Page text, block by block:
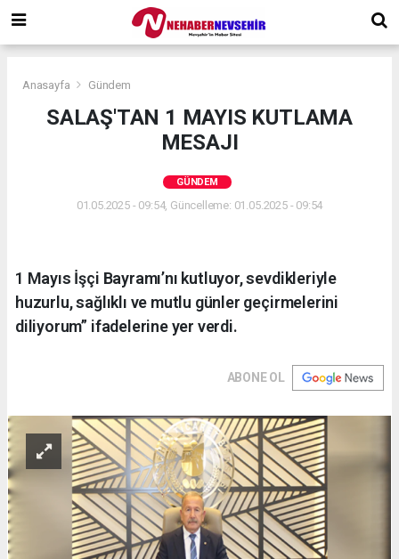
Anasayfa Gündem
SALAŞ'TAN 1 MAYIS KUTLAMA
MESAJI
GÜNDEM
01.05.2025 - 09:54, Güncelleme: 01.05.2025 - 09:54
1 Mayıs İşçi Bayramı’nı kutluyor, sevdikleriyle
huzurlu, sağlıklı ve mutlu günler geçirmelerini
diliyorum” ifadelerine yer verdi.
ABONE OL